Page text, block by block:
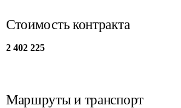
Стоимость контракта
2 402 225
Маршруты и транспорт